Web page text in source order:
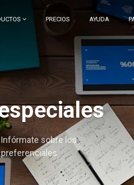
PRECIOS AYUDA
sobre los